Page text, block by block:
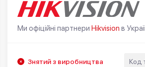
Ми офіційні партнери Hikvision в
Знятий з виробництва Код